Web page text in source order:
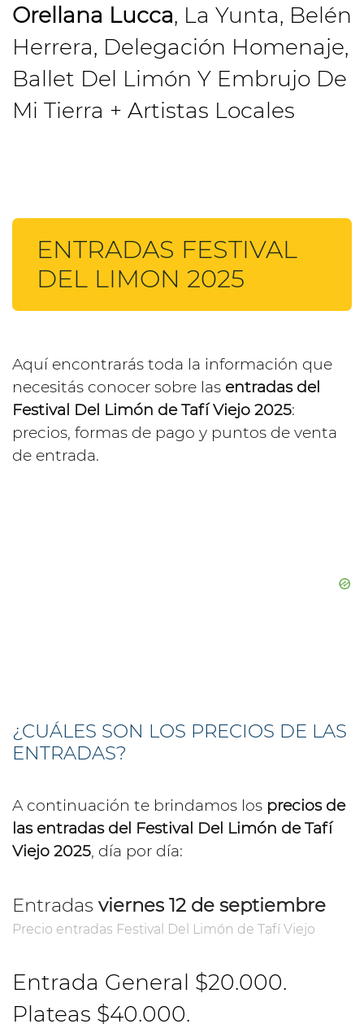
Orellana Lucca, La Yunta, Belén
Herrera, Delegación Homenaje,
Ballet Del Limón Y Embrujo De
Mi Tierra + Artistas Locales
ENTRADAS FESTIVAL
DEL LIMON 2025
Aquí encontrarás toda la información que
necesitás conocer sobre las entradas del
Festival Del Limón de Tafí Viejo 2025:
precios, formas de pago y puntos de venta
de entrada.
¿CUÁLES SON LOS PRECIOS DE LAS
ENTRADAS?
A continuación te brindamos los precios de
las entradas del Festival Del Limón de Tafí
Viejo 2025, día por día:
Entradas viernes 12 de septiembre
Precio entradas Festival Del Limón de Tafí Viejo
Entrada General $20.000.
Plateas $40.000.